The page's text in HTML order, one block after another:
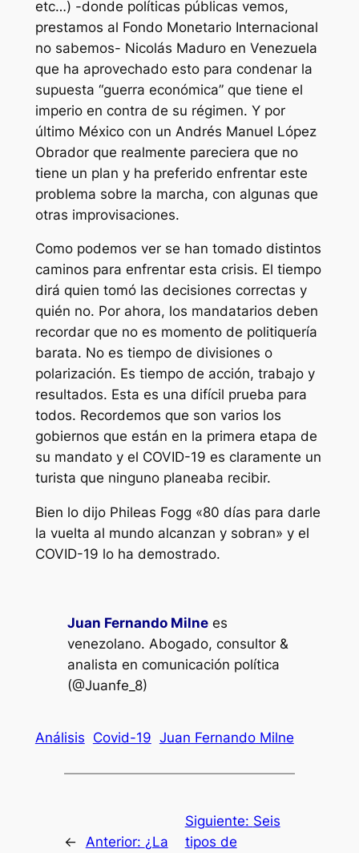
etc…) -donde políticas públicas vemos,
prestamos al Fondo Monetario Internacional
no sabemos- Nicolás Maduro en Venezuela
que ha aprovechado esto para condenar la
supuesta “guerra económica” que tiene el
imperio en contra de su régimen. Y por
último México con un Andrés Manuel López
Obrador que realmente pareciera que no
tiene un plan y ha preferido enfrentar este
problema sobre la marcha, con algunas que
otras improvisaciones.
Como podemos ver se han tomado distintos
caminos para enfrentar esta crisis. El tiempo
dirá quien tomó las decisiones correctas y
quién no. Por ahora, los mandatarios deben
recordar que no es momento de politiquería
barata. No es tiempo de divisiones o
polarización. Es tiempo de acción, trabajo y
resultados. Esta es una difícil prueba para
todos. Recordemos que son varios los
gobiernos que están en la primera etapa de
su mandato y el COVID-19 es claramente un
turista que ninguno planeaba recibir.
Bien lo dijo Phileas Fogg «80 días para darle
la vuelta al mundo alcanzan y sobran» y el
COVID-19 lo ha demostrado.
Juan Fernando Milnees
venezolano. Abogado, consultor &
analista en comunicación política
(@Juanfe_8)
Análisis Covid-19 Juan Fernando Milne
← Anterior: ¿La
Siguiente: Seis
tipos de